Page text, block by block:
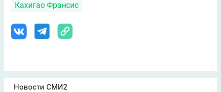
Кахигао Франсис
Новости СМИ2